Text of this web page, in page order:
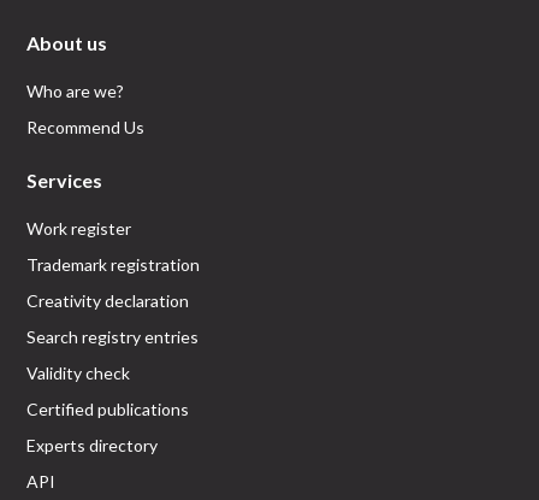
About us
Who are we?
Recommend Us
Services
Work register
Trademark registration
Creativity declaration
Search registry entries
Validity check
Certified publications
Experts directory
API